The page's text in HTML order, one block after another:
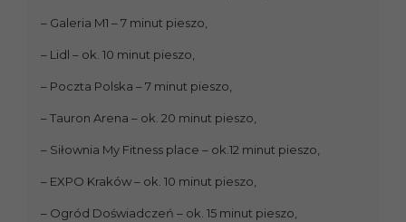
– Galeria M1 – 7 minut pieszo,
– Lidl – ok. 10 minut pieszo,
– Poczta Polska – 7 minut pieszo,
– Tauron Arena – ok. 20 minut pieszo,
– Siłownia My Fitness place – ok.12 minut pieszo,
– EXPO Kraków – ok. 10 minut pieszo,
– Ogród Doświadczeń – ok. 15 minut pieszo,